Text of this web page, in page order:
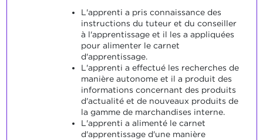
L'apprenti a pris connaissance des
instructions du tuteur et du conseiller
à l'apprentissage et il les a appliquées
pour alimenter le carnet
d'apprentissage.
L'apprenti a effectué les recherches de
manière autonome et il a produit des
informations concernant des produits
d'actualité et de nouveaux produits de
la gamme de marchandises interne.
L'apprenti a alimenté le carnet
d'apprentissage d'une manière